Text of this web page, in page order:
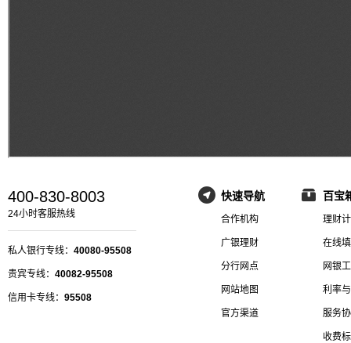
400-830-8003
24小时客服热线
私人银行专线： 40080-95508
贵宾专线： 40082-95508
信用卡专线： 95508
快速导航
合作机构
广银理财
分行网点
网站地图
官方渠道
百宝
理财
在线
网银
利率
服务
收费